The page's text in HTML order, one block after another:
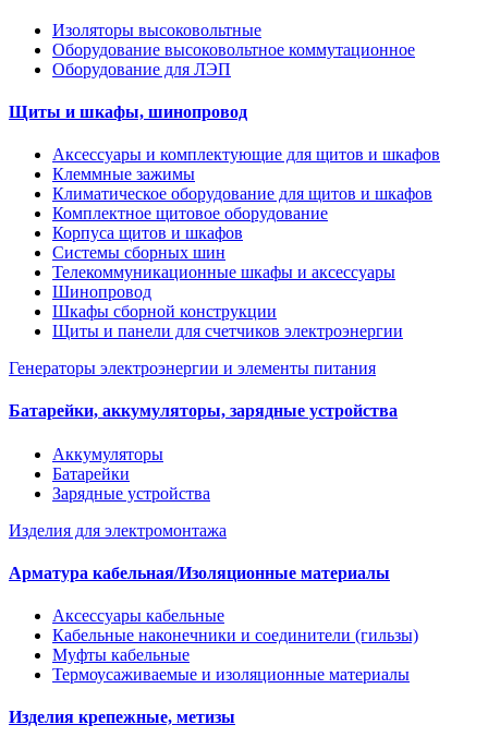
Изоляторы высоковольтные
Оборудование высоковольтное коммутационное
Оборудование для ЛЭП
Щиты и шкафы, шинопровод
Аксессуары и комплектующие для щитов и шкафов
Клеммные зажимы
Климатическое оборудование для щитов и шкафов
Комплектное щитовое оборудование
Корпуса щитов и шкафов
Системы сборных шин
Телекоммуникационные шкафы и аксессуары
Шинопровод
Шкафы сборной конструкции
Щиты и панели для счетчиков электроэнергии
Генераторы электроэнергии и элементы питания
Батарейки, аккумуляторы, зарядные устройства
Аккумуляторы
Батарейки
Зарядные устройства
Изделия для электромонтажа
Арматура кабельная/Изоляционные материалы
Аксессуары кабельные
Кабельные наконечники и соединители (гильзы)
Муфты кабельные
Термоусаживаемые и изоляционные материалы
Изделия крепежные, метизы